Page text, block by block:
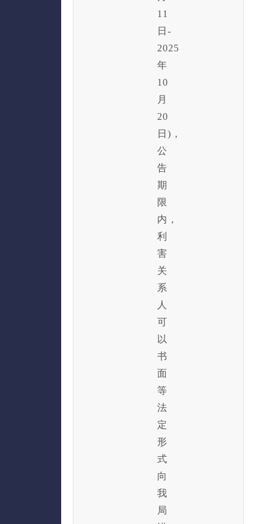
11
日-
2025
年
10
月
20
日)，
公
告
期
限
内，
利
害
关
系
人
可
以
书
面
等
法
定
形
式
向
我
局